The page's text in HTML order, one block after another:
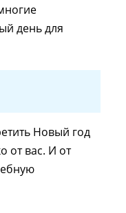
день для
Новый год
от вас. И от